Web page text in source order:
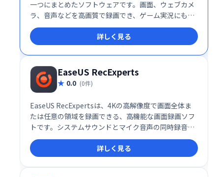
一つにまとめたソフトウェアです。画面、ウェブカメ
ラ、音声などを高画質で録画でき、ゲーム実況にも最
適。編集機能では不要部分のカットやフィルター追
加、トランジション挿入など、多彩な加工が可能で
す。手軽に高品質な動画を作成できます。
詳しく見る
EaseUS RecExperts
0.0 (0件)
EaseUS RecExpertsは、4Kの高解像度で画面全体ま
たは任意の領域を録画できる、高機能な画面録画ソフ
トです。システムサウンドとマイク音声の同時録音、
ウェブカメラ映像の追加も可能です。直感的な操作
で、ゲーム実況やオンライン授業の録画、チュートリ
アルの作成など、様々な用途にご活用いただけます。
詳しく見る